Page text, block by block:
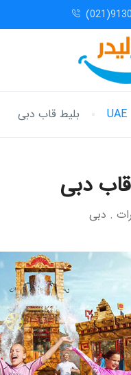
UAE بلیط قاب دبی
دبی
. دبی